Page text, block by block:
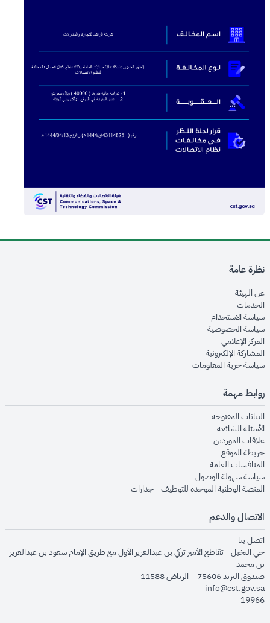
نظرة عامة
عن الهيئةopens in new window
الخدماتopens in new window
سياسة الاستخدام
سياسة الخصوصيةopens in new window
المركز الإعلاميopens in new window
المشاركة الإلكترونيةopens in new window
سياسة حرية المعلوماتopens in new window
روابط مهمة
البيانات المفتوحةopens in new window
الأسئلة الشائعةopens in new window
علاقات الموردينopens in new window
خريطة الموقعopens in new window
المنافسات العامةopens in new window
سياسة سهولة الوصولopens in new window
المنصة الوطنية الموحدة للتوظيف - جداراتopens in new window
الاتصال والدعم
اتصل بنا
حي النخيل - تقاطع الأمير تركي بن عبدالعزيز الأول مع طريق الإمام سعود بن عبدالعزيز
بن محمد
صندوق البريد 75606 – الرياض 11588
info@cst.gov.sa
19966